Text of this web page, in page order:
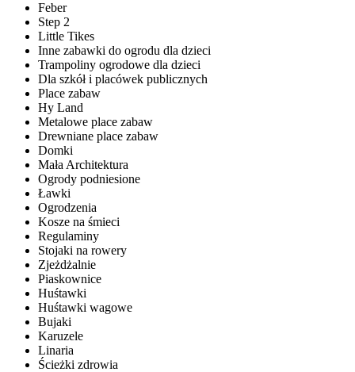
Feber
Step 2
Little Tikes
Inne zabawki do ogrodu dla dzieci
Trampoliny ogrodowe dla dzieci
Dla szkół i placówek publicznych
Place zabaw
Hy Land
Metalowe place zabaw
Drewniane place zabaw
Domki
Mała Architektura
Ogrody podniesione
Ławki
Ogrodzenia
Kosze na śmieci
Regulaminy
Stojaki na rowery
Zjeżdżalnie
Piaskownice
Huśtawki
Huśtawki wagowe
Bujaki
Karuzele
Linaria
Ścieżki zdrowia